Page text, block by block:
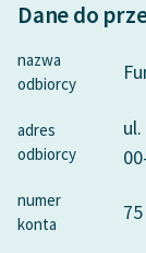
Dane do
nazwa
odbiorcy
adres
odbiorcy
numer
konta